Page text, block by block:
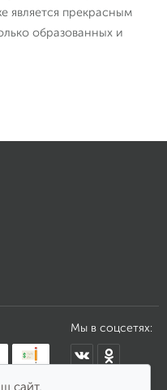
является прекрасным
образованных и
Мы в соцсетях:
сайт,